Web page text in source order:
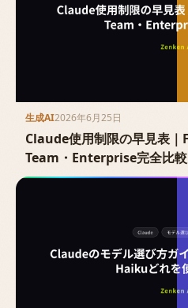
生成AI2026年6月25日
Claude使用制限の早見表｜
Team・Enterprise完全比較